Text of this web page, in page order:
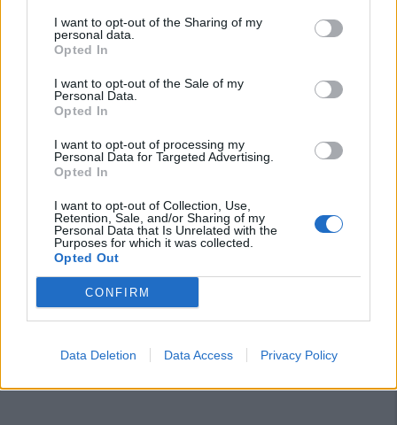
I want to opt-out of the Sharing of my
personal data.
Opted In
I want to opt-out of the Sale of my
Personal Data.
Opted In
I want to opt-out of processing my
Personal Data for Targeted Advertising.
Opted In
I want to opt-out of Collection, Use,
Retention, Sale, and/or Sharing of my
Personal Data that Is Unrelated with the
Purposes for which it was collected.
Opted Out
CONFIRM
Data Deletion Data Access Privacy Policy
giovani tra i…
7 Ago 2026